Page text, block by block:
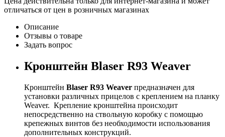
отличаться от цен в розничных магазинах
Описание
Отзывы о товаре
Задать вопрос
Кронштейн Blaser R93 Weaver
Кронштейн Blaser R93 Weaver предназначен для
установки различных прицелов с креплением на планку
Weaver. Крепление кронштейна происходит
непосредственно на ствольную коробку с помощью
крепежных винтов без необходимости использования
дополнительных конструкций.